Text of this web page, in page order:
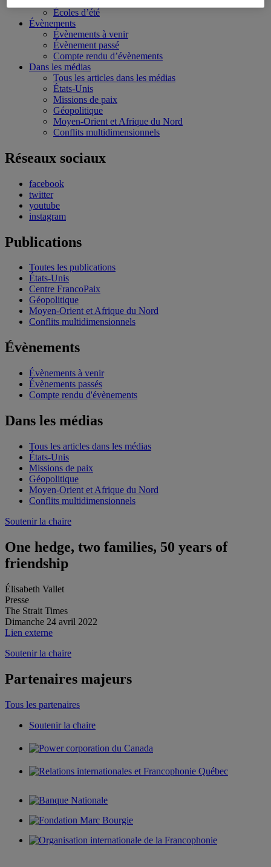
Écoles d’été
Évènements
Évènements à venir
Évènement passé
Compte rendu d’évènements
Dans les médias
Tous les articles dans les médias
États-Unis
Missions de paix
Géopolitique
Moyen-Orient et Afrique du Nord
Conflits multidimensionnels
Réseaux sociaux
facebook
twitter
youtube
instagram
Publications
Toutes les publications
États-Unis
Centre FrancoPaix
Géopolitique
Moyen-Orient et Afrique du Nord
Conflits multidimensionnels
Évènements
Évènements à venir
Évènements passés
Compte rendu d'évènements
Dans les médias
Tous les articles dans les médias
États-Unis
Missions de paix
Géopolitique
Moyen-Orient et Afrique du Nord
Conflits multidimensionnels
Soutenir la chaire
One hedge, two families, 50 years of
friendship
Élisabeth Vallet
Presse
The Strait Times
Dimanche 24 avril 2022
Lien externe
Soutenir la chaire
Partenaires majeurs
Tous les partenaires
Soutenir la chaire